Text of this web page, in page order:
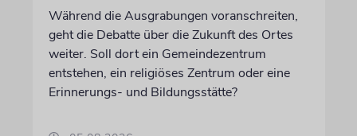
Während die Ausgrabungen voranschreiten,
geht die Debatte über die Zukunft des Ortes
weiter. Soll dort ein Gemeindezentrum
entstehen, ein religiöses Zentrum oder eine
Erinnerungs- und Bildungsstätte?